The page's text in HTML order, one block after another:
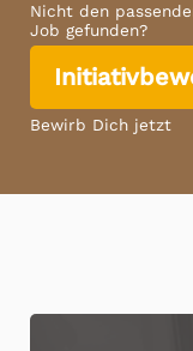
Nicht den
Job gefunden?
Bewirb Dich jetzt